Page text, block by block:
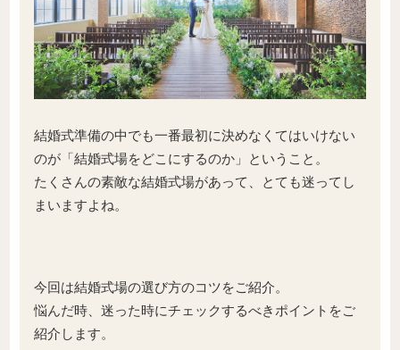
結婚式準備の中でも一番最初に決めなくてはいけない
のが「結婚式場をどこにするのか」ということ。
たくさんの素敵な結婚式場があって、とても迷ってし
まいますよね。
今回は結婚式場の選び方のコツをご紹介。
悩んだ時、迷った時にチェックするべきポイントをご
紹介します。